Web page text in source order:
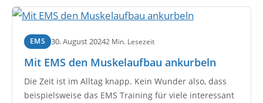
EMS 30. August 20242 Min. Lesezeit
Mit EMS den Muskelaufbau ankurbeln
Die Zeit ist im Alltag knapp. Kein Wunder also, dass
beispielsweise das EMS Training für viele interessant